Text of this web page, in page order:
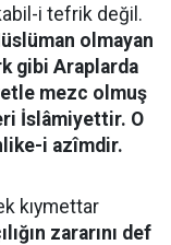
i tefrik değil.
olmayan
gibi Araplarda
mezc olmuş
İslâmiyettir. O
i azîmdir.
kıymettar
zararını def